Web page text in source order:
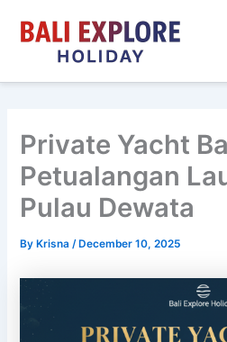
Private Yacht
Petualangan
Pulau Dewata
By Krisna/ December 10, 2025